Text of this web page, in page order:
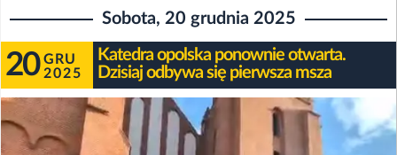
Sobota, 20 grudnia 2025
20 GRU
2025
Katedra opolska ponownie otwarta.
Dzisiaj odbywa się pierwsza msza